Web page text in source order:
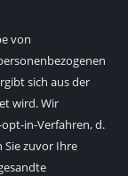
von
sich aus der
wird. Wir
in-Verfahren, d.
Sie zuvor Ihre